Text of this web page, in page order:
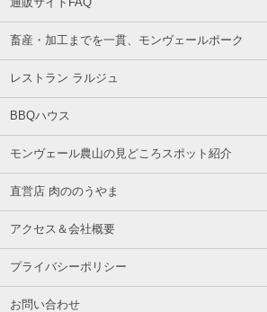
通販サイトFAQ
畜産・加工までを一貫、モンヴェールポーク
レストラン ラルジュ
BBQハウス
モンヴェール農山の見どころスポット紹介
直営店 肉ののうやま
アクセス＆会社概要
プライバシーポリシー
お問い合わせ